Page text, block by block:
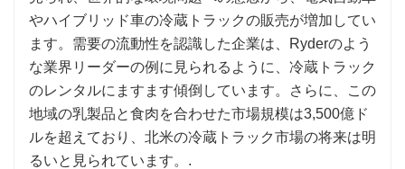
やハイブリッド車の冷蔵トラックの販売が増加してい
ます。需要の流動性を認識した企業は、Ryderのよう
な業界リーダーの例に見られるように、冷蔵トラック
のレンタルにますます傾倒しています。さらに、この
地域の乳製品と食肉を合わせた市場規模は3,500億ド
ルを超えており、北米の冷蔵トラック市場の将来は明
るいと見られています。.